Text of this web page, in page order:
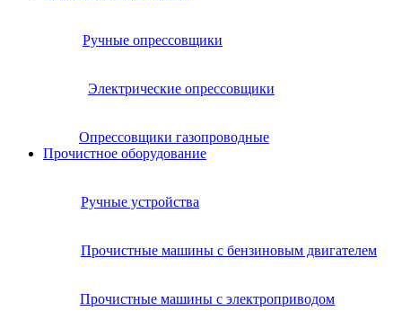
Ручные опрессовщики
Электрические опрессовщики
Опрессовщики газопроводные
Прочистное оборудование
Ручные устройства
Прочистные машины с бензиновым двигателем
Прочистные машины с электроприводом